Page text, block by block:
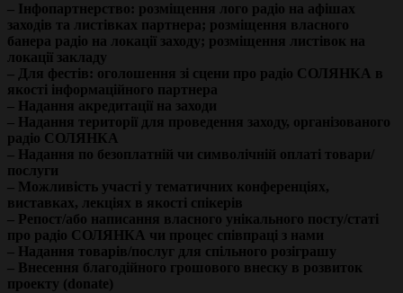
– Інфопартнерство: розміщення лого радіо на афішах
заходів та листівках партнера; розміщення власного
банера радіо на локації заходу; розміщення листівок на
локації закладу
– Для фестів: оголошення зі сцени про радіо СОЛЯНКА в
якості інформаційного партнера
– Надання акредитації на заходи
– Надання території для проведення заходу, організованого
радіо СОЛЯНКА
– Надання по безоплатній чи символічній оплаті товари/
послуги
– Можливість участі у тематичних конференціях,
виставках, лекціях в якості спікерів
– Репост/або написання власного унікального посту/статі
про радіо СОЛЯНКА чи процес співпраці з нами
– Надання товарів/послуг для спільного розіграшу
– Внесення благодійного грошового внеску в розвиток
проекту (donate)